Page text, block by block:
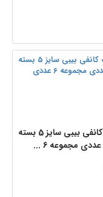
پوشک کانفی بیبی سایز 5 بسته